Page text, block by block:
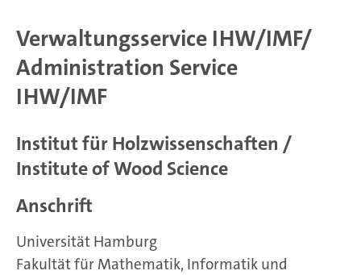
Verwaltungsservice IHW/IMF/
Administration Service
IHW/IMF
Institut für Holzwissenschaften /
Institute of Wood Science
Anschrift
Universität Hamburg
Fakultät für Mathematik, Informatik und